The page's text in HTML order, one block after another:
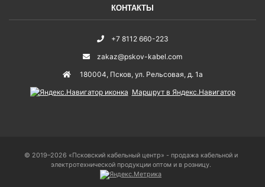
КОНТАКТЫ
+7 8112 660-223
zakaz@pskov-kabel.com
180004, Псков, ул. Рельсовая, д. 1а
Маршрут в Яндекс.Навигатор
© 2019–2026 «Псковский кабельный центр» - продажа кабельной и
электротехнической продукции оптом и в розницу.